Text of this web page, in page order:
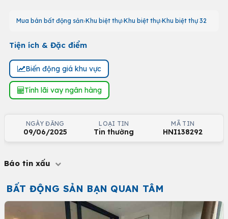
Mua bán bất động sản Khu biệt thự Khu biệt thự Khu biệt thự 32
Tiện ích & Đặc điểm
Biến động giá khu vực
Tính lãi vay ngân hàng
NGÀY ĐĂNG
09/06/2025
LOẠI TIN
Tin thường
MÃ TIN
HNI138292
Báo tin xấu
BẤT ĐỘNG SẢN BẠN QUAN TÂM